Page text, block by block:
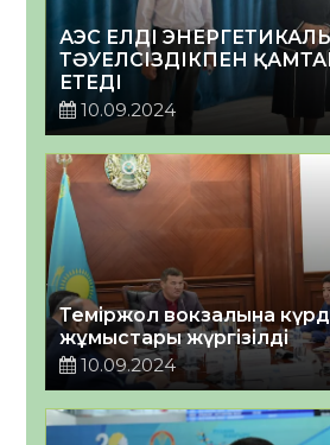
АЭС ЕЛДІ
ТӘУЕЛСІЗДІКПЕН
ЕТЕДІ
10.09.2024
Теміржол вокзалына
жұмыстары жүргізілді
10.09.2024